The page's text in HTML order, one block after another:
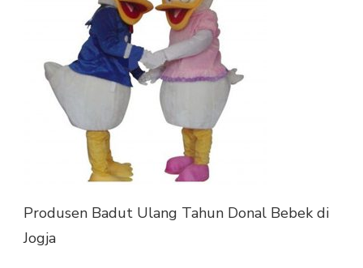
BEBEK
JOGJA
Produsen Badut Ulang Tahun Donal Bebek di
Jogja